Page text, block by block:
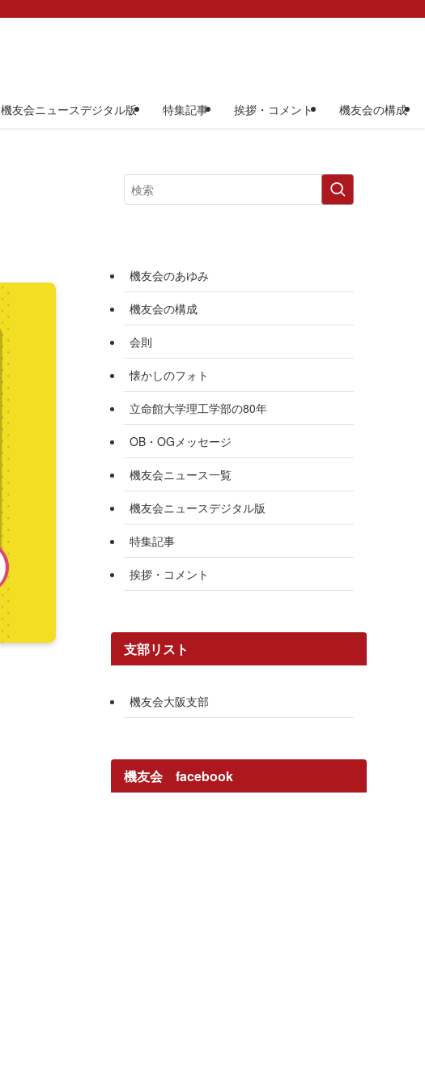
機友会ニュースデジタル版 特集記事 挨拶・コメント 機友会の構成
機友会のあゆみ
機友会の構成
会則
懐かしのフォト
立命館大学理工学部の80年
OB・OGメッセージ
機友会ニュース一覧
機友会ニュースデジタル版
特集記事
挨拶・コメント
支部リスト
機友会大阪支部
機友会 facebook